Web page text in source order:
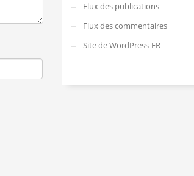
Flux des publications
Flux des commentaires
Site de WordPress-FR